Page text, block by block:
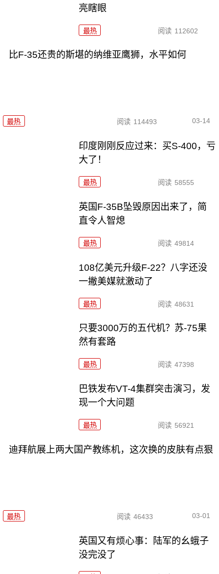
亮瞎眼
最热 阅读 112602
比F-35还贵的斯堪的纳维亚鹰狮，水平如何
最热 阅读 114493 03-14
印度刚刚反应过来：买S-400，亏
大了！
最热 阅读 58555
英国F-35B坠毁原因出来了，简
直令人智熄
最热 阅读 49814
108亿美元升级F-22？八字还没
一撇美媒就激动了
最热 阅读 48631
只要3000万的五代机？苏-75果
然有套路
最热 阅读 47398
巴铁发布VT-4集群突击演习，发
现一个大问题
最热 阅读 56921
迪拜航展上两大国产教练机，这次换的皮肤有点狠
最热 阅读 46433 03-01
英国又有烦心事：陆军的幺蛾子
没完没了